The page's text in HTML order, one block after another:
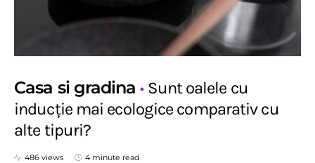
Casa si gradina
Sunt oalele cu
inducție mai ecologice comparativ cu
alte tipuri?
486 views 4 minute read